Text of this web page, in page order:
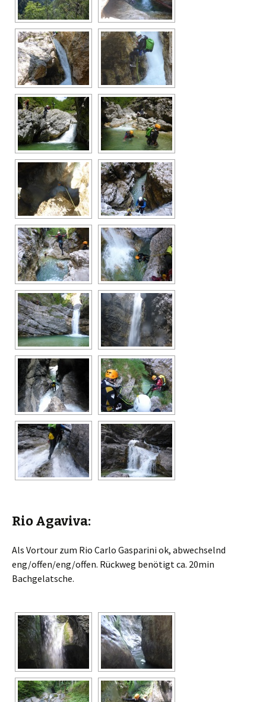
Rio Agaviva:
Als Vortour zum Rio Carlo Gasparini ok, abwechselnd
eng/offen/eng/offen. Rückweg benötigt ca. 20min
Bachgelatsche.